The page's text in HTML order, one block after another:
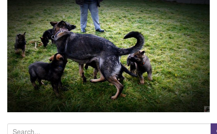
i
g
a
t
i
o
n